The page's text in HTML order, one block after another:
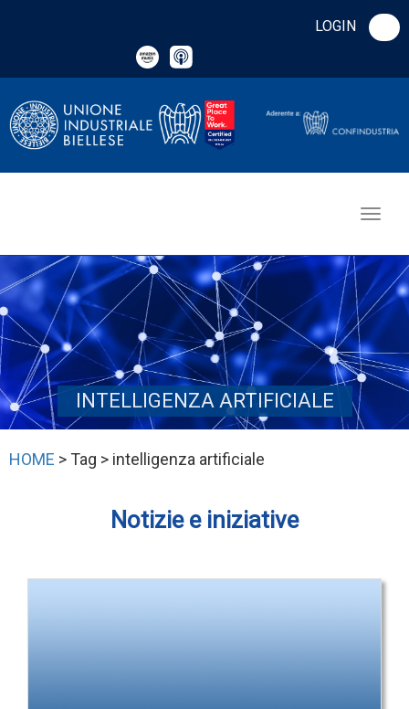
LOGIN
INTELLIGENZA ARTIFICIALE
HOME > Tag > intelligenza artificiale
Notizie e iniziative